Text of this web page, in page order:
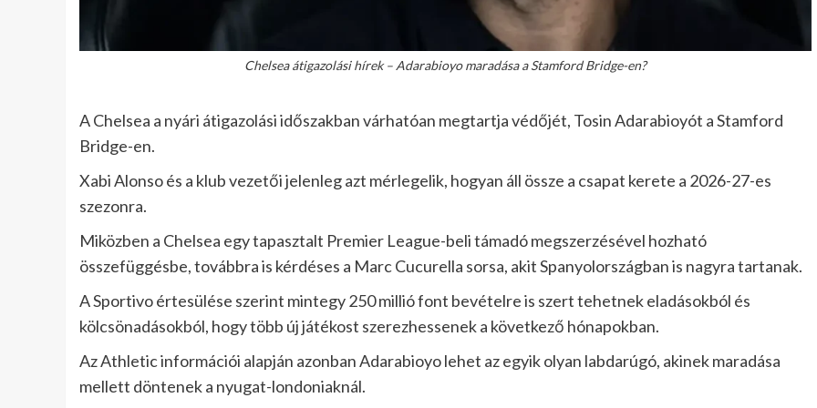
Chelsea átigazolási hírek – Adarabioyo maradása a Stamford Bridge-en?
A Chelsea a nyári átigazolási időszakban várhatóan megtartja védőjét, Tosin Adarabioyót a Stamford
Bridge-en.
Xabi Alonso és a klub vezetői jelenleg azt mérlegelik, hogyan áll össze a csapat kerete a 2026-27-es
szezonra.
Miközben a Chelsea egy tapasztalt Premier League-beli támadó megszerzésével hozható
összefüggésbe, továbbra is kérdéses a Marc Cucurella sorsa, akit Spanyolországban is nagyra tartanak.
A Sportivo értesülése szerint mintegy 250 millió font bevételre is szert tehetnek eladásokból és
kölcsönadásokból, hogy több új játékost szerezhessenek a következő hónapokban.
Az Athletic információi alapján azonban Adarabioyo lehet az egyik olyan labdarúgó, akinek maradása
mellett döntenek a nyugat-londoniaknál.